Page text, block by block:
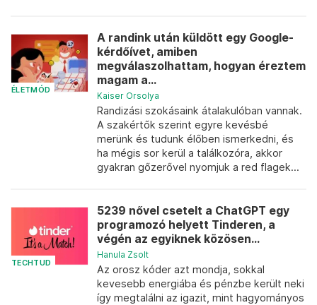
ÉLETMÓD
A randink után küldött egy Google-
kérdőívet, amiben
megválaszolhattam, hogyan éreztem
magam a...
Kaiser Orsolya
Randizási szokásaink átalakulóban vannak.
A szakértők szerint egyre kevésbé
merünk és tudunk élőben ismerkedni, és
ha mégis sor kerül a találkozóra, akkor
gyakran gőzerővel nyomjuk a red flagek...
TECHTUD
5239 nővel csetelt a ChatGPT egy
programozó helyett Tinderen, a
végén az egyiknek közösen...
Hanula Zsolt
Az orosz kóder azt mondja, sokkal
kevesebb energiába és pénzbe került neki
így megtalálni az igazit, mint hagyományos